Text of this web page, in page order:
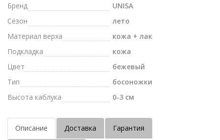
Бренд
UNISA
Сезон
лето
Материал верха
кожа + лак
Подкладка
кожа
Цвет
бежевый
Тип
босоножки
Высота каблука
0-3 см
Описание Доставка Гарантия